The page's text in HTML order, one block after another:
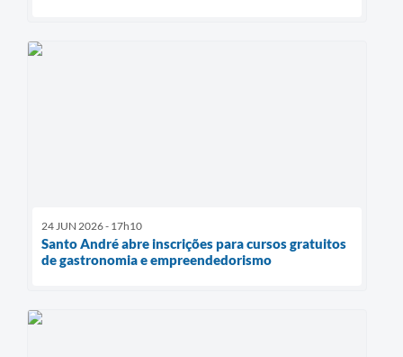
24 JUN 2026 - 17h10
Santo André abre inscrições para cursos gratuitos
de gastronomia e empreendedorismo